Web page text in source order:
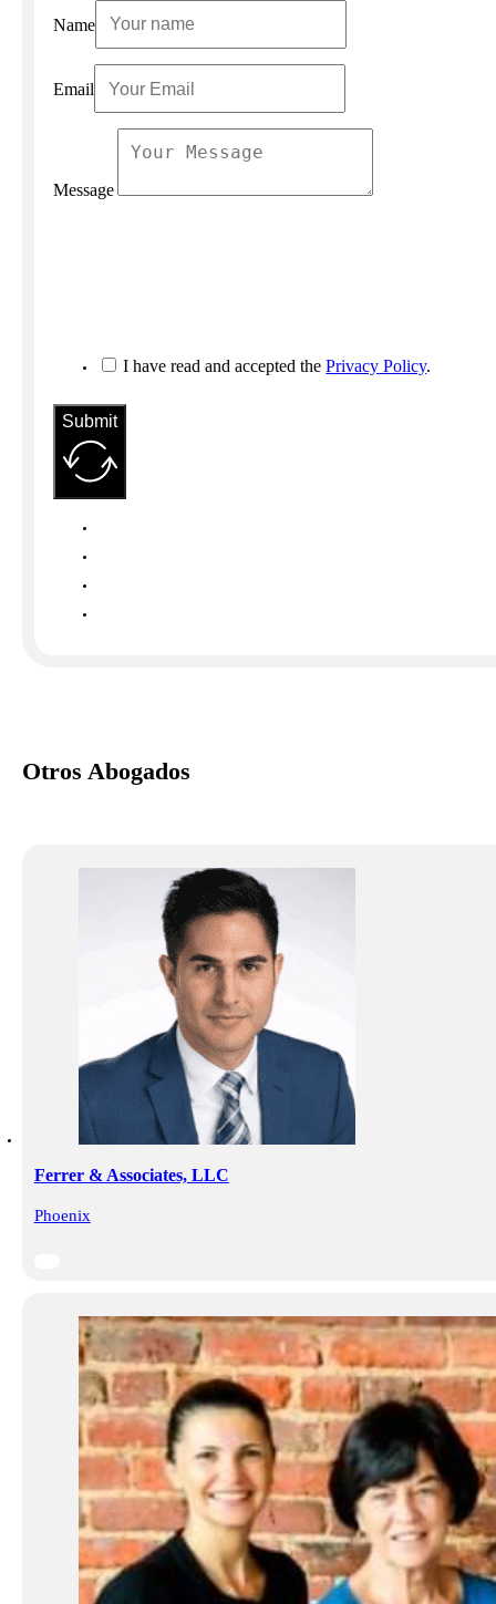
Name
Email
Message
I have read and accepted thePrivacy Policy.
Submit
Otros Abogados
Ferrer & Associates, LLC
Phoenix